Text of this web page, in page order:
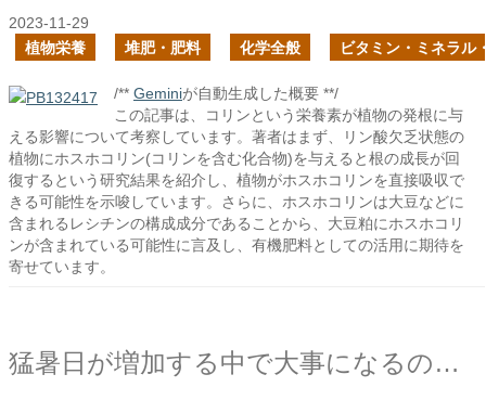
2023-11-29
植物栄養
堆肥・肥料 化学全般 ビタミン・ミネラル
/** Geminiが自動生成した概要 **/
この記事は、コリンという栄養素が植物の発根に与
える影響について考察しています。著者はまず、リン酸欠乏状態の
植物にホスホコリン(コリンを含む化合物)を与えると根の成長が回
復するという研究結果を紹介し、植物がホスホコリンを直接吸収で
きる可能性を示唆しています。さらに、ホスホコリンは大豆などに
含まれるレシチンの構成成分であることから、大豆粕にホスホコリ
ンが含まれている可能性に言及し、有機肥料としての活用に期待を
寄せています。
猛暑日が増加する中で大事になるのは米ぬかの施肥技術の確立になるだろう